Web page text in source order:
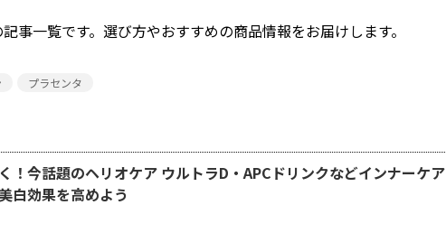
事一覧です。選び方やおすすめの商品情報をお届けします。
プラセンタ
！今話題のヘリオケア ウルトラD・APCドリンクなどインナーケア
白効果を高めよう